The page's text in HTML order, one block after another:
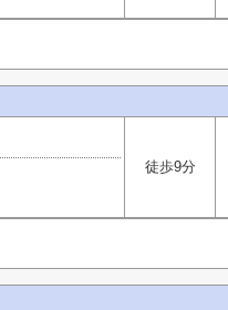
徒歩9分